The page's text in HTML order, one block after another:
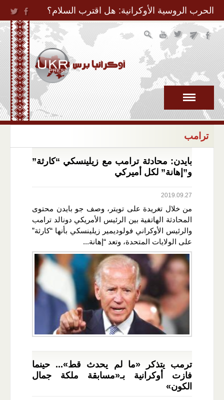
Jump to Navigation
الحرب الروسية الأوكرانية: هل اقترب السلام؟
ترامب
بايدن: محادثة ترامب مع زيلينسكي “كارثة”
و”إهانة” لكل أميركي
2019.09.27
من خلال تغريدة على تويتر، وصف جو بايدن محتوى
المحادثة الهاتفية بين الرئيس الأمريكي دونالد ترامب
والرئيس الأوكراني فولوديمير زيلينسكي بأنها “كارثة”
على الولايات المتحدة، وتعد “إهانة...
ترمب يتذكر «ما لم يحدث قط»... حينما
فازت أوكرانية بـ«مسابقة ملكة جمال
الكون»